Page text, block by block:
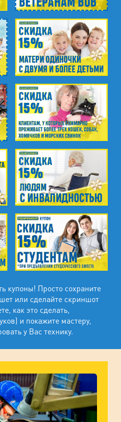
купоны! Просто сохраните
или сделайте скриншот
как это сделать,
и покажите мастеру,
у Вас технику.